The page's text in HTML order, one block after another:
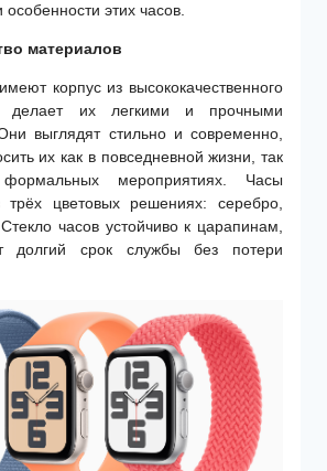
особенности этих часов.
материалов
корпус из высококачественного
делает их легкими и прочными
выглядят стильно и современно,
их как в повседневной жизни, так
мероприятиях. Часы
трёх цветовых решениях: серебро,
часов устойчиво к царапинам,
долгий срок службы без потери